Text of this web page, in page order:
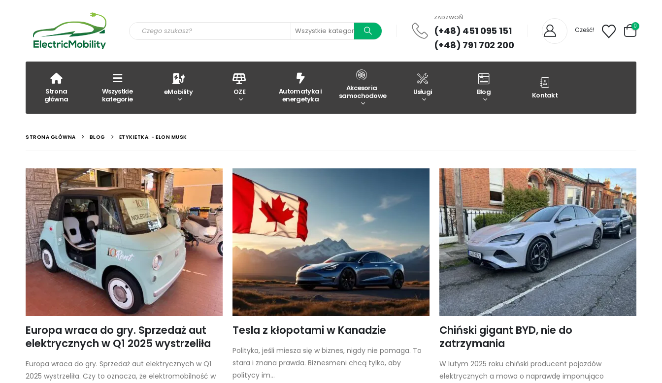
Wszystkie kategorie
ZADZWOŃ
(+48) 451 095 151
(+48) 791 702 200
Cześć! 0
Strona
główna
Wszystkie
kategorie
eMobility OZE
Automatyka i
energetyka
Akcesoria
samochodowe
Usługi Blog Kontakt
STRONA GŁÓWNA BLOG ETYKIETKA: - ELON MUSK
Europa wraca do gry. Sprzedaż aut
elektrycznych w Q1 2025 wystrzeliła
Europa wraca do gry. Sprzedaż aut elektrycznych w Q1
2025 wystrzeliła. Czy to oznacza, że elektromobilność w
Tesla z kłopotami w Kanadzie
Polityka, jeśli miesza się w biznes, nigdy nie pomaga. To
stara i znana prawda. Biznesmeni chcą tylko, aby
politycy im...
Chiński gigant BYD, nie do
zatrzymania
W lutym 2025 roku chiński producent pojazdów
elektrycznych a mowa o naprawdę imponująco